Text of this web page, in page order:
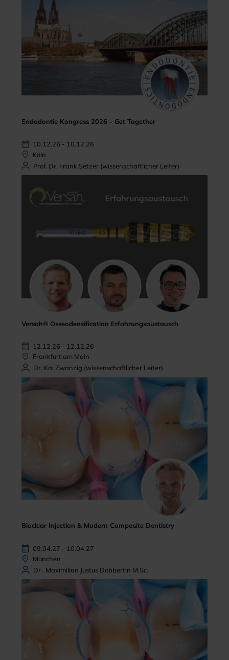
Endodontie Kongress 2026 - Get Together
10.12.26 - 10.12.26
Köln
Prof. Dr. Frank Setzer (wissenschaftlicher Leiter)
Versah® Osseodensification Erfahrungsaustausch
12.12.26 - 12.12.26
Frankfurt am Main
Dr. Kai Zwanzig (wissenschaftlicher Leiter)
Bioclear Injection & Modern Composite Dentistry
09.04.27 - 10.04.27
München
Dr . Maximilian Justus Dobbertin M.Sc.